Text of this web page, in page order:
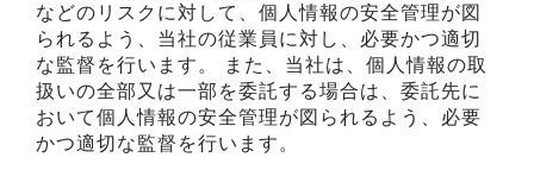
などのリスクに対して、個人情報の安全管理が図
られるよう、当社の従業員に対し、必要かつ適切
な監督を行います。 また、当社は、個人情報の取
扱いの全部又は一部を委託する場合は、委託先に
おいて個人情報の安全管理が図られるよう、必要
かつ適切な監督を行います。